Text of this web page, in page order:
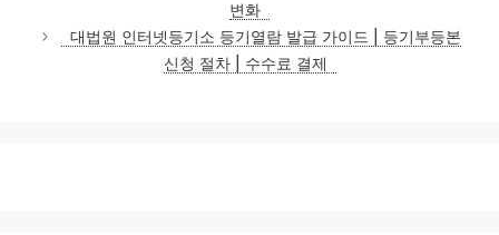
리
변화
대법원 인터넷등기소 등기열람 발급 가이드 | 등기부등본
신청 절차 | 수수료 결제